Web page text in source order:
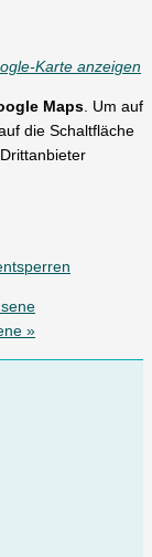
Karte anzeigen
Maps . Um auf
die Schaltfläche
»